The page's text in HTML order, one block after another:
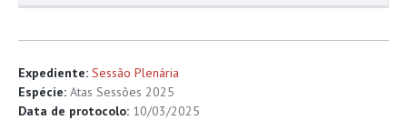
Expediente: Sessão Plenária
Espécie: Atas Sessões 2025
Data de protocolo: 10/03/2025